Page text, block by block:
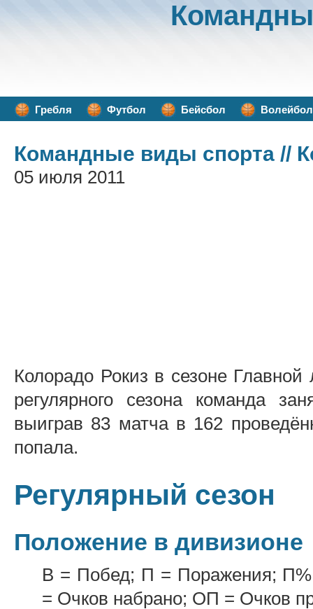
Гребля Футбол Бейсбол Волейбол
Командные виды спорта //
05 июля 2011
Колорадо Рокиз в сезоне
регулярного сезона команда
выиграв 83 матча в 162
попала.
Регулярный сезон
Положение в дивизионе
В = Побед; П = Поражения;
= Очков набрано; ОП = Очков